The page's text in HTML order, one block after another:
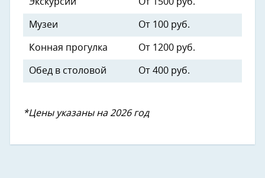
Экскурсии От 1500 руб.
Музеи От 100 руб.
Конная прогулка От 1200 руб.
Обед в столовой От 400 руб.
*Цены указаны на 2026 год